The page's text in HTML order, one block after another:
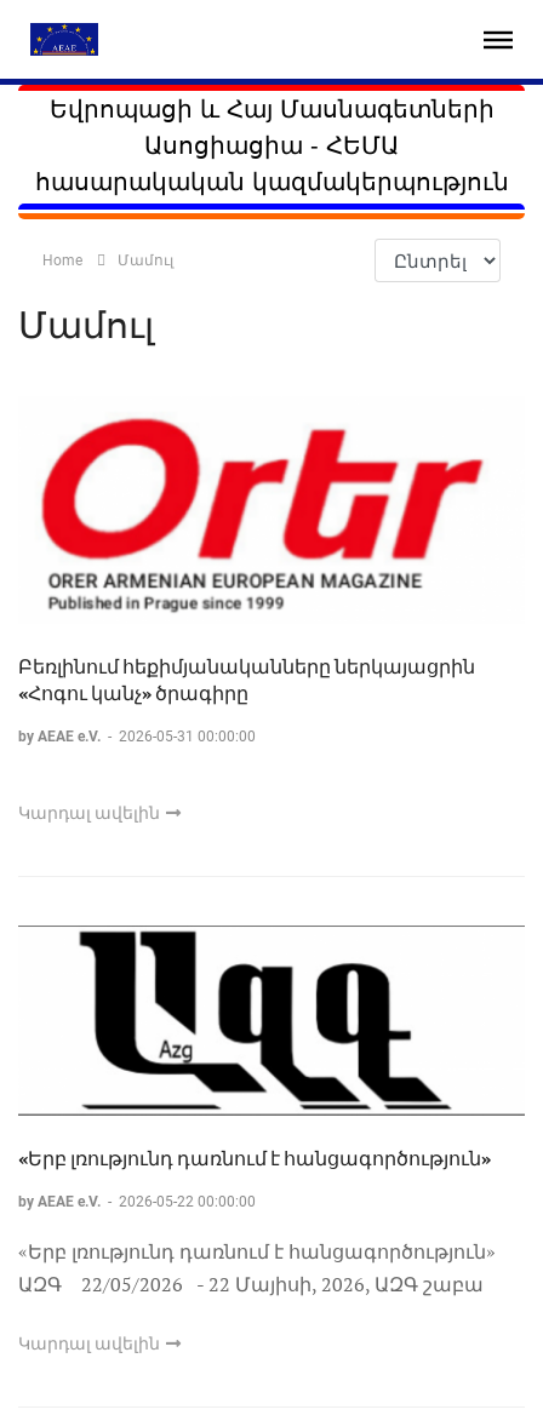
Եվրոպացի և Հայ Մասնագետների
Ասոցիացիա - ՀԵՄԱ
հասարակական կազմակերպություն
Home Մամուլ
Մամուլ
Բեռլինում հեքիմյանականները ներկայացրին
«Հոգու կանչ» ծրագիրը
by AEAE e.V. - 2026-05-31 00:00:00
Կարդալ ավելին
«Երբ լռությունդ դառնում է հանցագործություն»
by AEAE e.V. - 2026-05-22 00:00:00
«Երբ լռությունդ դառնում է հանցագործություն»
ԱԶԳ 22/05/2026 - 22 Մայիսի, 2026, ԱԶԳ շաբա
Կարդալ ավելին